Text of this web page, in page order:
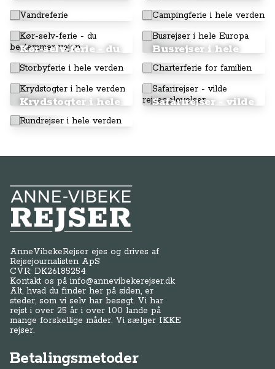
Skiferie
Cykelferie
Vandreferie
Campingferie i
hele verden
Kør-selv-ferie - du
bestemmer vejen
Busrejser i hele
Europa
Storbyferie i hele
verden
Charterferie for
familien
Krydstogter i hele
verden
Safarirejser - vilde
Anne-Vibeke Rejser
AnneVibekeRejser ejes og drives af
Rejsejournalisten ApS
CVR: DK26185254
Kontakt os påinfo@annevibekerejser.dk
Alt, hvad du finder her på siden, er
steder, som vi selv har besøgt. Vi har
rejst i over 25 år i over 100 lande på
mange forskellige måder. Vi sælger IKKE
rejser.
Betalingsmetoder